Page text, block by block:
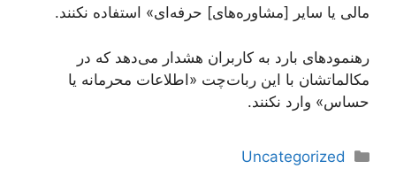
مالی یا سایر [مشاوره‌های] حرفه‌ای» استفاده نکنند.
رهنمودهای بارد به کاربران هشدار می‌دهد که در
مکالماتشان با این ربات‌چت «اطلاعات محرمانه یا
حساس» وارد نکنند.
دسته‌ها
Uncategorized